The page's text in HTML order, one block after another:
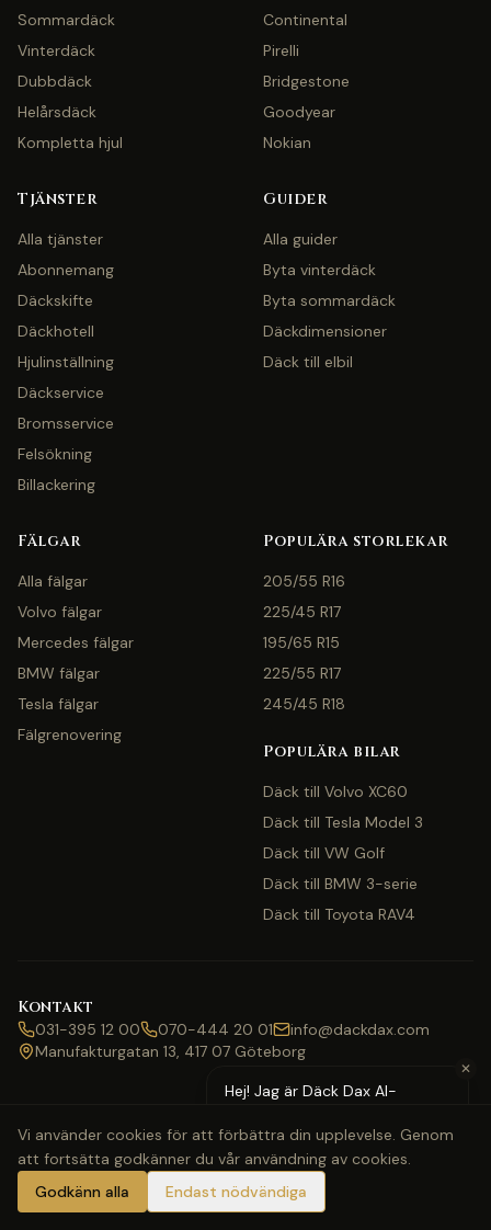
Sommardäck
Vinterdäck
Dubbdäck
Helårsdäck
Kompletta hjul
Continental
Pirelli
Bridgestone
Goodyear
Nokian
Tjänster
Alla tjänster
Abonnemang
Däckskifte
Däckhotell
Hjulinställning
Däckservice
Bromsservice
Felsökning
Billackering
Guider
Alla guider
Byta vinterdäck
Byta sommardäck
Däckdimensioner
Däck till elbil
Fälgar
Alla fälgar
Volvo fälgar
Mercedes fälgar
BMW fälgar
Tesla fälgar
Fälgrenovering
Populära storlekar
205/55 R16
225/45 R17
195/65 R15
225/55 R17
245/45 R18
Populära bilar
Däck till Volvo XC60
Däck till Tesla Model 3
Däck till VW Golf
Däck till BMW 3-serie
Däck till Toyota RAV4
Kontakt
031-395 12 00 070-444 20 01
info@dackdax.com
Manufakturgatan 13, 417 07 Göteborg
©2026Däck Dax. Alla rättigheter förbehållna.
WebbkartaKlarnaSwishVisaMastercard
✕
Hej! Jag är Däck Dax AI-
med pris eller bokning?
Vi använder cookies för att förbättra din upplevelse. Genom
att fortsätta godkänner du vår användning av cookies.
Godkänn alla
Endast nödvändiga